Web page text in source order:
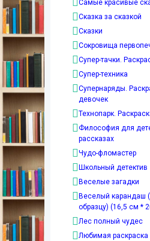
Самые красивые
Сказка за сказкой
Сказки
Сокровища
Супер-тачки.
Супер-техника
Супернаряды.
девочек
Технопарк.
Философия для
рассказах
Чудо-фломастер
Школьный детектив
Веселые загадки
Веселый карандаш
образцу) (16,5 см *
Лес полный чудес
Любимая раскраска